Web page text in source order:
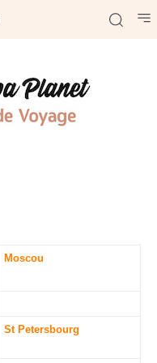
Moscou
St Petersbourg